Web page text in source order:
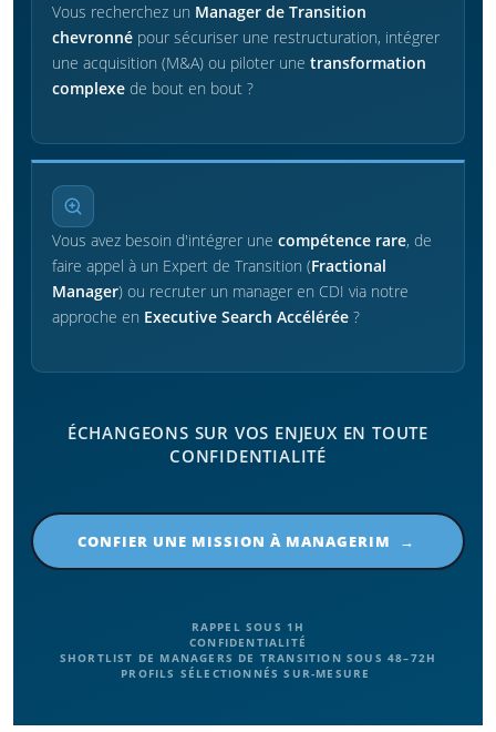
Vous recherchez un Manager de Transition
chevronné pour sécuriser une restructuration, intégrer
une acquisition (M&A) ou piloter une transformation
complexe de bout en bout ?
Vous avez besoin d'intégrer une compétence rare, de
faire appel à un Expert de Transition (Fractional
Manager) ou recruter un manager en CDI via notre
approche en Executive Search Accélérée ?
ÉCHANGEONS SUR VOS ENJEUX EN TOUTE
CONFIDENTIALITÉ
CONFIER UNE MISSION À MANAGERIM →
RAPPEL SOUS 1H
CONFIDENTIALITÉ
SHORTLIST DE MANAGERS DE TRANSITION SOUS 48–72H
PROFILS SÉLECTIONNÉS SUR-MESURE